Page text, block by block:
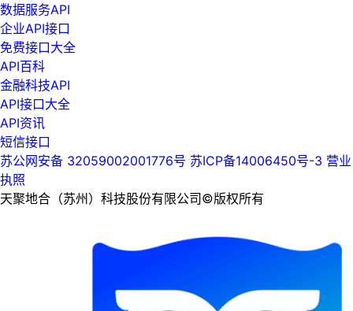
数据服务API
企业API接口
免费接口大全
API百科
金融科技API
API接口大全
API资讯
短信接口
苏公网安备 32059002001776号 苏ICP备14006450号-3 营业
执照
天聚地合（苏州）科技股份有限公司©版权所有